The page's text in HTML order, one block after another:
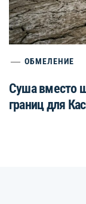
ОБМЕЛЕНИЕ
Суша вместо
границ для